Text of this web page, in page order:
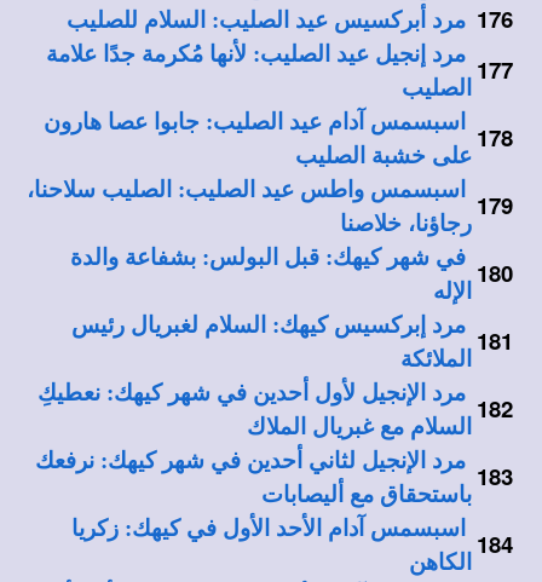
176 مرد أبركسيس عيد الصليب: السلام للصليب
177 مرد إنجيل عيد الصليب: لأنها مُكرمة جدًا علامة
الصليب
178
اسبسمس آدام عيد الصليب: جابوا عصا هارون
على خشبة الصليب
179
اسبسمس واطس عيد الصليب: الصليب سلاحنا،
رجاؤنا، خلاصنا
180 في شهر كيهك: قبل البولس: بشفاعة والدة
الإله
181 مرد إبركسيس كيهك: السلام لغبريال رئيس
الملائكة
182 مرد الإنجيل لأول أحدين في شهر كيهك: نعطيكِ
السلام مع غبريال الملاك
183 مرد الإنجيل لثاني أحدين في شهر كيهك: نرفعك
باستحقاق مع أليصابات
184
اسبسمس آدام الأحد الأول في كيهك: زكريا
الكاهن